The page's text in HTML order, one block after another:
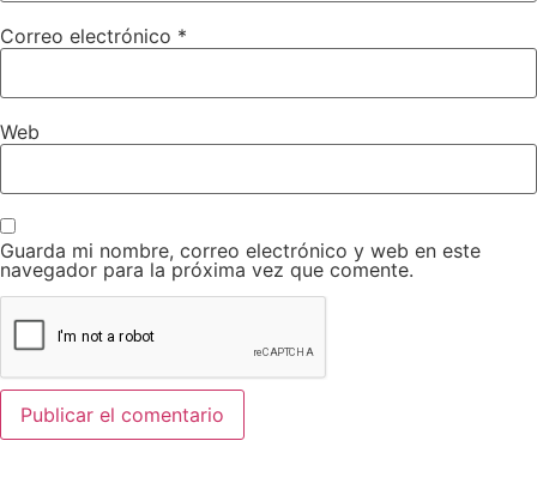
Correo electrónico *
Web
Guarda mi nombre, correo electrónico y web en este
navegador para la próxima vez que comente.